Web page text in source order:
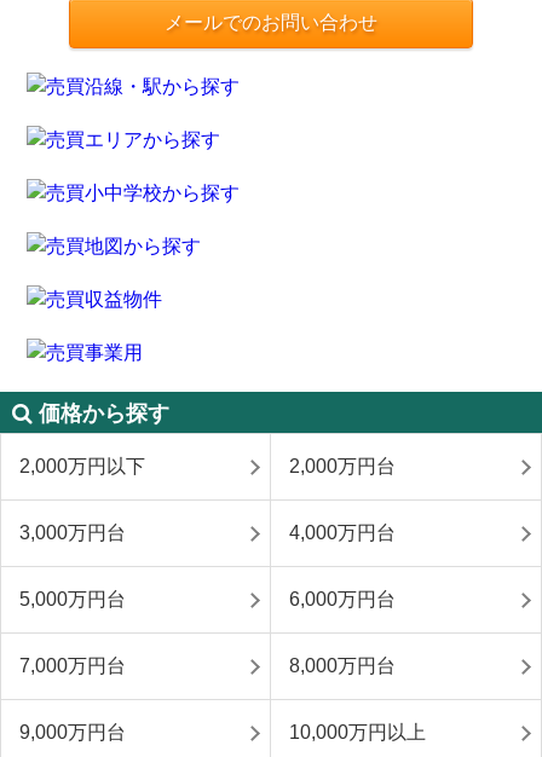
メールでのお問い合わせ
価格から探す
2,000万円以下 2,000万円台
3,000万円台 4,000万円台
5,000万円台 6,000万円台
7,000万円台 8,000万円台
9,000万円台 10,000万円以上